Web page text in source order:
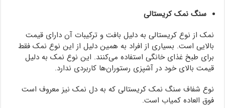
سنگ نمک کریستالی
نمک از نوع کریستالی به دلیل بافت و ترکیبات آن دارای قیمت
بالایی است. بسیاری از افراد به همین دلیل از این نوع نمک فقط
برای طبخ غذای خانگی استفاده می‌کنند. این نوع نمک به دلیل
قیمت بالای خود در آشپزی رستوران‌ها کاربردی ندارد.
نوع شفاف سنگ نمک کریستالی که به دل نمک نیز معروف است
فوق العاده کمیاب است.